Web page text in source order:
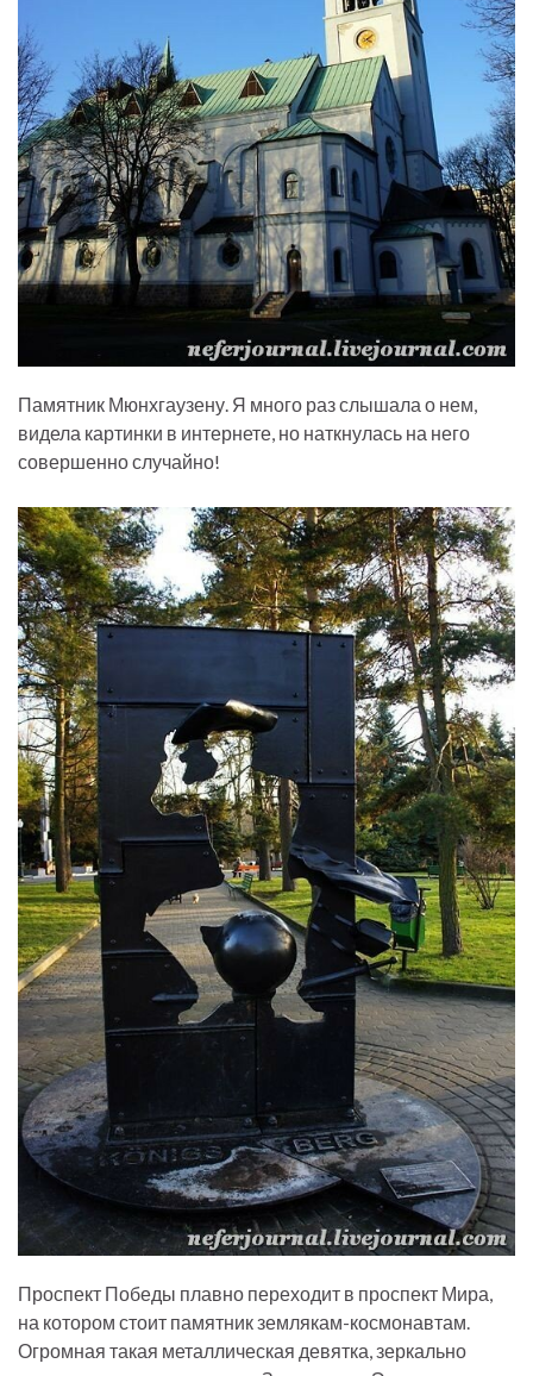
Памятник Мюнхгаузену. Я много раз слышала о нем,
видела картинки в интернете, но наткнулась на него
совершенно случайно!
Проспект Победы плавно переходит в проспект Мира,
на котором стоит памятник землякам-космонавтам.
Огромная такая металлическая девятка, зеркально